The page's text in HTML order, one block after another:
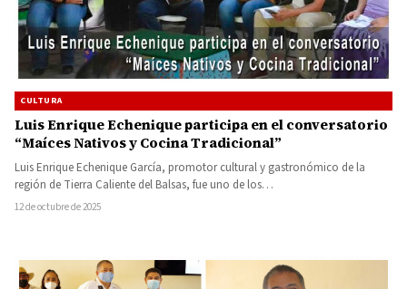
CULTURA
Luis Enrique Echenique participa en el conversatorio
“Maíces Nativos y Cocina Tradicional”
Luis Enrique Echenique García, promotor cultural y gastronómico de la
región de Tierra Caliente del Balsas, fue uno de los…
12 de octubre de 2025